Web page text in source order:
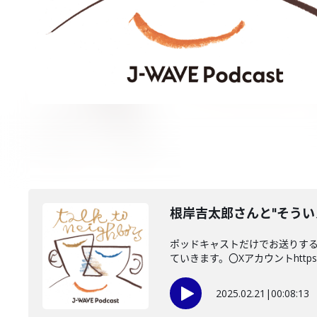
根岸吉太郎さんと"そう
ポッドキャストだけでお送りす
ていきます。〇Xアカウント
2025.02.21 |00:08:13